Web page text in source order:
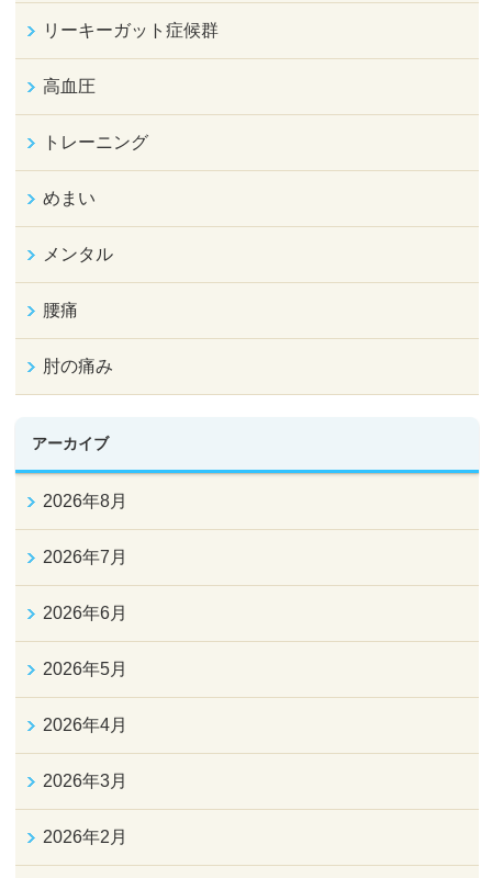
リーキーガット症候群
高血圧
トレーニング
めまい
メンタル
腰痛
肘の痛み
アーカイブ
2026年8月
2026年7月
2026年6月
2026年5月
2026年4月
2026年3月
2026年2月